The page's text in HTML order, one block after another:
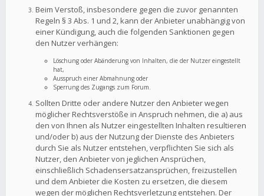
Beim Verstoß, insbesondere gegen die zuvor genannten
Regeln § 3 Abs. 1 und 2, kann der Anbieter unabhängig von
einer Kündigung, auch die folgenden Sanktionen gegen
den Nutzer verhängen:
Löschung oder Abänderung von Inhalten, die der Nutzer eingestellt
hat,
Ausspruch einer Abmahnung oder
Sperrung des Zugangs zum Forum.
Sollten Dritte oder andere Nutzer den Anbieter wegen
möglicher Rechtsverstöße in Anspruch nehmen, die a) aus
den von Ihnen als Nutzer eingestellten Inhalten resultieren
und/oder b) aus der Nutzung der Dienste des Anbieters
durch Sie als Nutzer entstehen, verpflichten Sie sich als
Nutzer, den Anbieter von jeglichen Ansprüchen,
einschließlich Schadensersatzansprüchen, freizustellen
und dem Anbieter die Kosten zu ersetzen, die diesem
wegen der möglichen Rechtsverletzung entstehen. Der